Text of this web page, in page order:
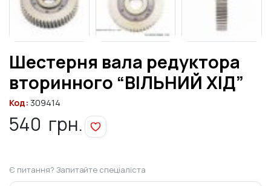
Шестерня вала редуктора
вторинного “ВІЛЬНИЙ ХІД”
Код: 309414
540 грн.
Є питання? Запитайте спеціаліста